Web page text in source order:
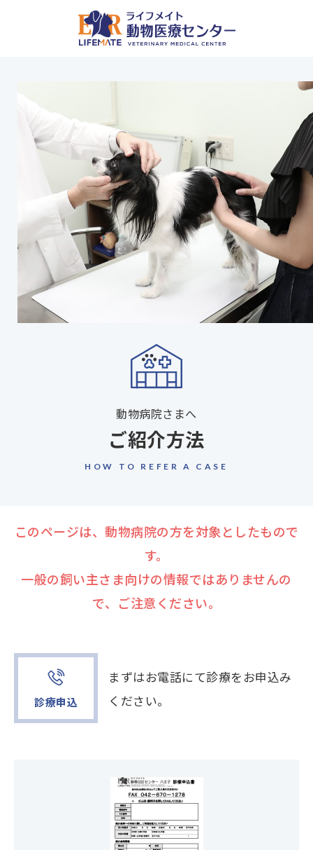
動物病院さまへ
ご紹介方法
HOW TO REFER A CASE
このページは、動物病院の方を対象としたもので
す。
⼀般の飼い主さま向けの情報ではありませんの
で、ご注意ください。
診療申込
まずはお電話にて診療をお申込み
ください。